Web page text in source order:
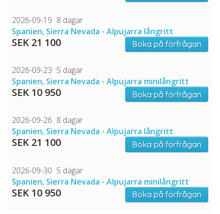
2026-09-19 8 dagar
Spanien, Sierra Nevada - Alpujarra långritt
SEK 21 100 Boka på förfrågan
2026-09-23 5 dagar
Spanien, Sierra Nevada - Alpujarra minilångritt
SEK 10 950 Boka på förfrågan
2026-09-26 8 dagar
Spanien, Sierra Nevada - Alpujarra långritt
SEK 21 100 Boka på förfrågan
2026-09-30 5 dagar
Spanien, Sierra Nevada - Alpujarra minilångritt
SEK 10 950 Boka på förfrågan